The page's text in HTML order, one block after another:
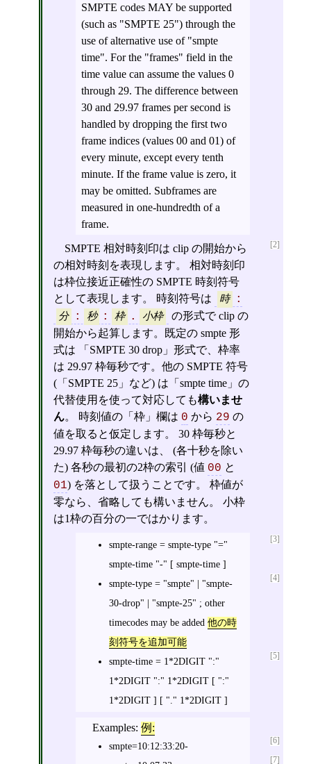
SMPTE codes MAY be supported
(such as "SMPTE 25") through the
use of alternative use of "smpte
time". For the "frames" field in the
time value can assume the values 0
through 29. The difference between
30 and 29.97 frames per second is
handled by dropping the first two
frame indices (values 00 and 01) of
every minute, except every tenth
minute. If the frame value is zero, it
may be omitted. Subframes are
measured in one-hundredth of a
frame.
[2]
SMPTE 相対時刻印は clip の開始から
の相対時刻を表現します。 相対時刻印
は枠位接近正確性の SMPTE 時刻符号
として表現します。 時刻符号は
時 :
分 : 秒 : 枠 . 小枠
の形式で clip の
開始から起算します。既定の smpte 形
式は 「SMPTE 30 drop」形式で、枠率
は 29.97 枠毎秒です。他の SMPTE 符号
(「SMPTE 25」など) は「smpte time」の
代替使用を使って対応しても構いませ
ん。 時刻値の「枠」欄は 0 から 29 の
値を取ると仮定します。 30 枠毎秒と
29.97 枠毎秒の違いは、 (各十秒を除い
た) 各秒の最初の2枠の索引 (値 00 と
01) を落として扱うことです。 枠値が
零なら、省略しても構いません。 小枠
は1枠の百分の一ではかります。
[3]
smpte-range = smpte-type "="
smpte-time "-" [ smpte-time ]
[4]
smpte-type = "smpte" | "smpte-
30-drop" | "smpte-25" ; other
timecodes may be added 他の時
刻符号を追加可能
[5]
smpte-time = 1*2DIGIT ":"
1*2DIGIT ":" 1*2DIGIT [ ":"
1*2DIGIT ] [ "." 1*2DIGIT ]
Examples: 例:
[6]
smpte=10:12:33:20-
[7]